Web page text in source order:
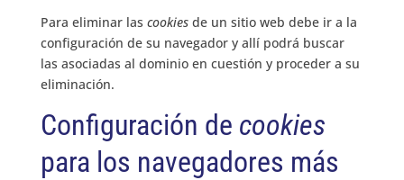
Para eliminar las cookiesde un sitio web debe ir a la
configuración de su navegador y allí podrá buscar
las asociadas al dominio en cuestión y proceder a su
eliminación.
Configuración de cookies
para los navegadores más